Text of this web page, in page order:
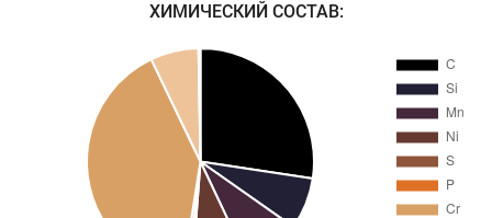
ХИМИЧЕСКИЙ СОСТАВ: